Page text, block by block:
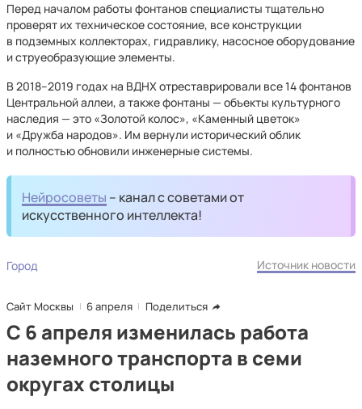
Перед началом работы фонтанов специалисты тщательно
проверят их техническое состояние, все конструкции
в подземных коллекторах, гидравлику, насосное оборудование
и струеобразующие элементы.
В 2018–2019 годах на ВДНХ отреставрировали все 14 фонтанов
Центральной аллеи, а также фонтаны — объекты культурного
наследия — это «Золотой колос», «Каменный цветок»
и «Дружба народов». Им вернули исторический облик
и полностью обновили инженерные системы.
Нейросоветы – канал с советами от
искусственного интеллекта!
Город Источник новости
Сайт Москвы 6 апреля Поделиться
С 6 апреля изменилась работа
наземного транспорта в семи
округах столицы